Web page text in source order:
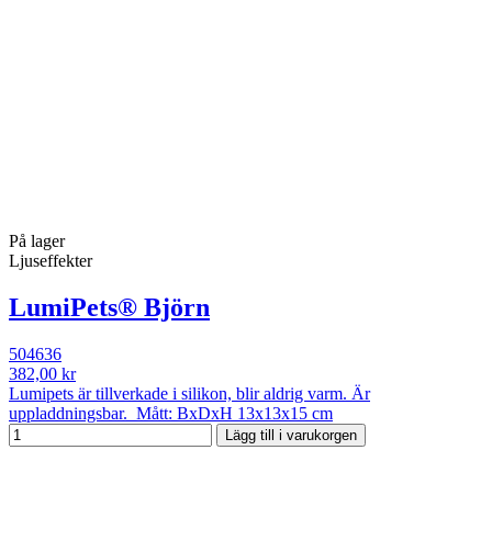
På lager
Ljuseffekter
LumiPets® Björn
504636
382,00 kr
Lumipets är tillverkade i silikon, blir aldrig varm. Är
uppladdningsbar. Mått: BxDxH 13x13x15 cm
Lägg till i varukorgen